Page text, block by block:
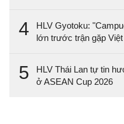
4
HLV Gyotoku:
lớn trước trận gặp
5
HLV Thái Lan tự tin
ở ASEAN Cup 2026